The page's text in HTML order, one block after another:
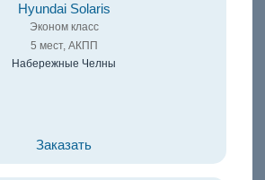
Hyundai Solaris
Эконом класс
5 мест, АКПП
Набережные Челны
Заказать